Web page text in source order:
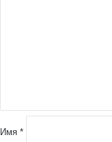
и
йИмя *